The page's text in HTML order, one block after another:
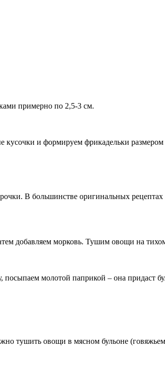
примерно по 2,5-3 см.
и формируем фрикадельки
В большинстве оригинальных
добавляем морковь. Тушим овощи на
молотой паприкой – она придаст
тушить овощи в мясном бульоне